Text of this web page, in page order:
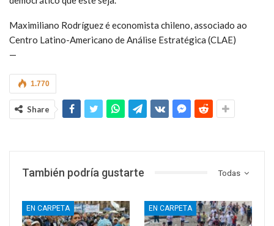
Maximiliano Rodríguez é economista chileno, associado ao
Centro Latino-Americano de Análise Estratégica (CLAE)
—
1.770
Share
Todas
También podría gustarte
EN CARPETA EN CARPETA